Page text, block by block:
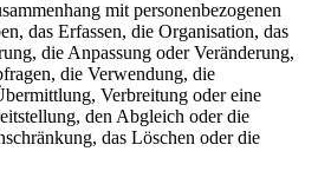
mit personenbezogenen
das Erfassen, die Organisation, das
die Anpassung oder Veränderung,
die Verwendung, die
Verbreitung oder eine
den Abgleich oder die
das Löschen oder die